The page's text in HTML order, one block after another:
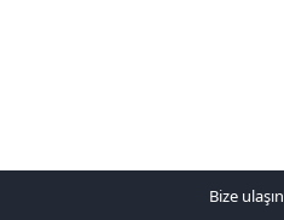
Bize ulaşın